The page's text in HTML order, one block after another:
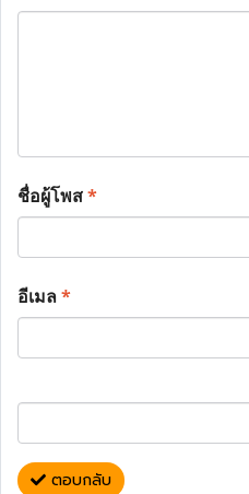
ชื่อผู้โพส*
อีเมล*
ตอบกลับ